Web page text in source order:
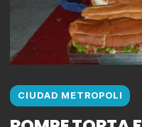
CIUDAD METROPOLI